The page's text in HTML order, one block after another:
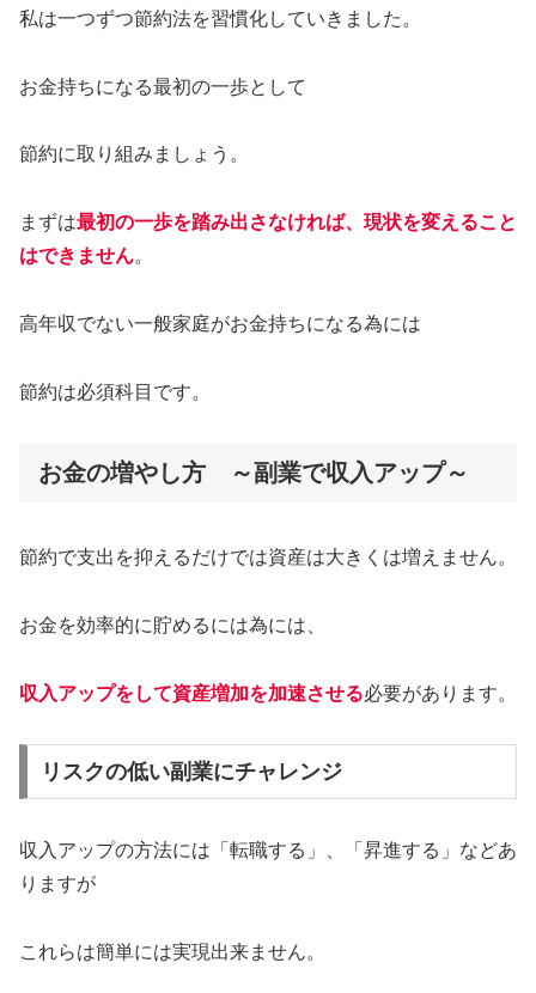
私は一つずつ節約法を習慣化していきました。
お金持ちになる最初の一歩として
節約に取り組みましょう。
まずは最初の一歩を踏み出さなければ、現状を変えること
はできません。
高年収でない一般家庭がお金持ちになる為には
節約は必須科目です。
お金の増やし方 ～副業で収入アップ～
節約で支出を抑えるだけでは資産は大きくは増えません。
お金を効率的に貯めるには為には、
収入アップをして資産増加を加速させる必要があります。
リスクの低い副業にチャレンジ
収入アップの方法には「転職する」、「昇進する」などあ
りますが
これらは簡単には実現出来ません。